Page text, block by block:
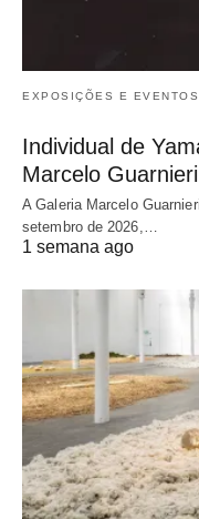
EXPOSIÇÕES E EVENTOS
Individual de
Marcelo
A Galeria Marcelo
setembro de 2026,…
1 semana ago